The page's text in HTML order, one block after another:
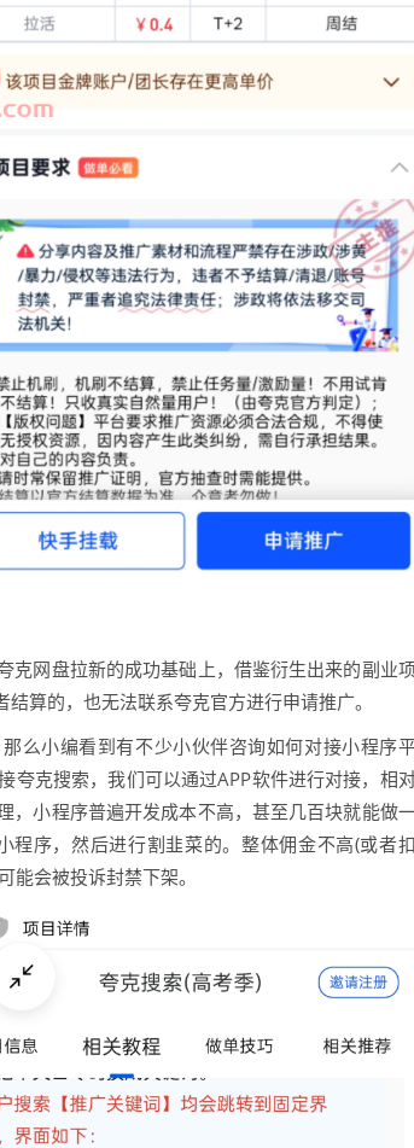
克网盘拉新的成功基础上，借鉴衍生出来的副业
算的，也无法联系夸克官方进行申请推广。
么小编看到有不少小伙伴咨询如何对接小程序
夸克搜索，我们可以通过APP软件进行对接，相
，小程序普遍开发成本不高，甚至几百块就能做
程序，然后进行割韭菜的。整体佣金不高(或者
会被投诉封禁下架。